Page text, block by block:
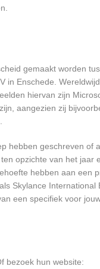
gemaakt worden
in Enschede.
hiervan zijn
aangezien zij
hebben geschreven of
opzichte van het jaar
hebben aan een
Skylance International
een specifiek voor
bezoek hun website: